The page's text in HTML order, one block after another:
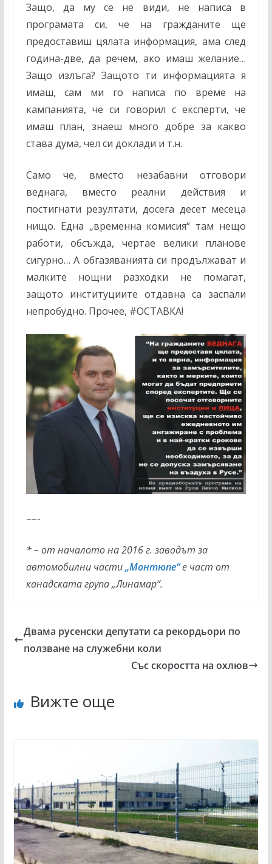
Защо, да му се не види, не написа в
програмата си, че на гражданите ще
предоставиш цялата информация, ама след
година-две, да речем, ако имаш желание…
Защо излъга? Защото ти информацията я
имаш, сам ми го написа по време на
кампанията, че си говорил с експерти, че
имаш план, знаеш много добре за какво
става дума, чел си доклади и т.н.
Само че, вместо незабавни отговори
веднага, вместо реални действия и
постигнати резултати, досега десет месеца
нищо. Една „временна комисия“ там нещо
работи, обсъжда, чертае велики планове
сигурно… А обгазяванията си продължават и
малките нощни разходки не помагат,
защото институциите отдавна са заспали
непробудно. Прочее, #ОСТАВКА!
––-
*– от началото на 2016 г. заводът за
автомобилни части„Монтюпе“е част от
канадската група „Линамар“.
Двама русенски депутати са рекордьори по
ползване на служебни коли
Със скоростта на охлюв
Вижте още